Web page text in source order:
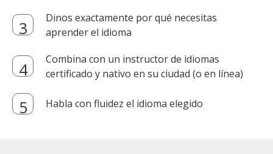
Dinos exactamente por qué necesitas
aprender el idioma
Combina con un instructor de idiomas
certificado y nativo en su ciudad (o en línea)
Habla con fluidez el idioma elegido